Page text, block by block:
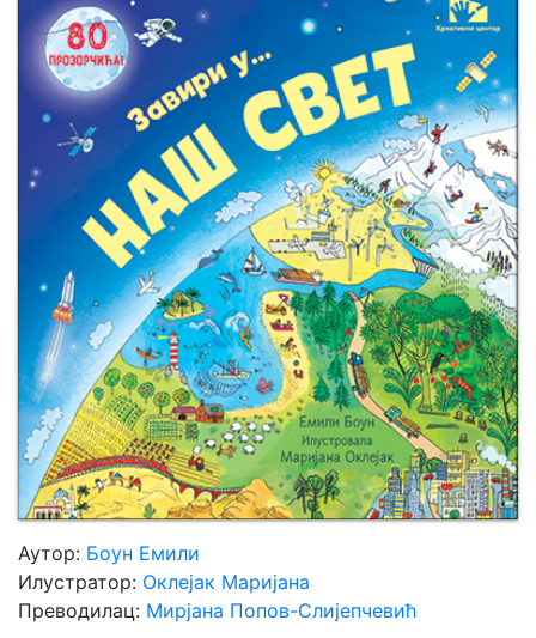
Мој
налог
Аутор: Боун Емили
Илустратор: Оклејак Маријана
Преводилац: Мирјана Попов-Слијепчевић